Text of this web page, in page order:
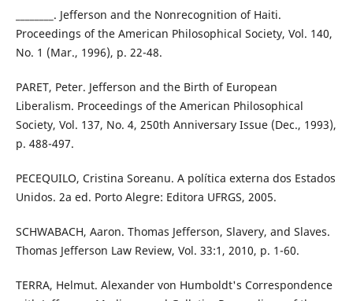
________. Jefferson and the Nonrecognition of Haiti.
Proceedings of the American Philosophical Society, Vol. 140,
No. 1 (Mar., 1996), p. 22-48.
PARET, Peter. Jefferson and the Birth of European
Liberalism. Proceedings of the American Philosophical
Society, Vol. 137, No. 4, 250th Anniversary Issue (Dec., 1993),
p. 488-497.
PECEQUILO, Cristina Soreanu. A política externa dos Estados
Unidos. 2a ed. Porto Alegre: Editora UFRGS, 2005.
SCHWABACH, Aaron. Thomas Jefferson, Slavery, and Slaves.
Thomas Jefferson Law Review, Vol. 33:1, 2010, p. 1-60.
TERRA, Helmut. Alexander von Humboldt's Correspondence